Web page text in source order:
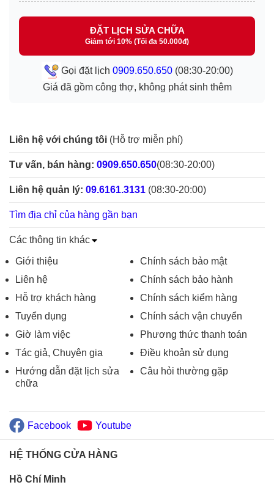
ĐẶT LỊCH SỬA CHỮA
Giảm tới 10% (Tối đa 50.000đ)
Gọi đặt lịch 0909.650.650(08:30-20:00)
Giá đã gồm công thợ, không phát sinh thêm
Liên hệ với chúng tôi (Hỗ trợ miễn phí)
Tư vấn, bán hàng: 0909.650.650(08:30-20:00)
Liên hệ quản lý: 09.6161.3131 (08:30-20:00)
Tìm địa chỉ của hàng gần bạn
Các thông tin khác
Giới thiệu
Liên hệ
Hỗ trợ khách hàng
Tuyển dụng
Giờ làm việc
Tác giả, Chuyên gia
Hướng dẫn đặt lịch sửa
chữa
Chính sách bảo mật
Chính sách bảo hành
Chính sách kiểm hàng
Chính sách vận chuyển
Phương thức thanh toán
Điều khoản sử dụng
Câu hỏi thường gặp
Facebook Youtube
HỆ THỐNG CỬA HÀNG
Hồ Chí Minh